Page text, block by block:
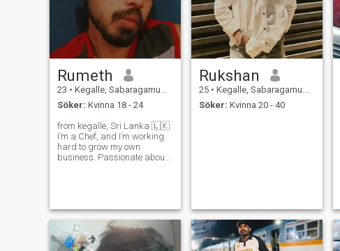
Rumeth
23 • Kegalle, Sabaragamuwa, Sri Lanka
Söker: Kvinna 18 - 24
from kegalle, Sri Lanka 🇱🇰
I’m a Chef, and I’m working
hard to grow my own
business. Passionate about
who believes in growing
together.
Rukshan
25 • Kegalle, Sabaragamuwa, Sri Lanka
Söker: Kvinna 20 - 40